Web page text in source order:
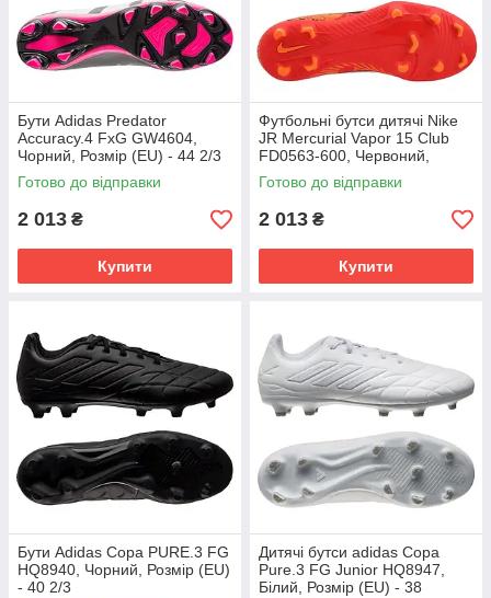
Бути Adidas Predator
Accuracy.4 FxG GW4604,
Чорний, Розмір (EU) - 44 2/3
Готово до відправки
2 013 ₴
Купити
Футбольні бутси дитячі Nike
JR Mercurial Vapor 15 Club
FD0563-600, Червоний,
Розмір (EU) - 38
Готово до відправки
2 013 ₴
Купити
Бути Adidas Copa PURE.3 FG
HQ8940, Чорний, Розмір (EU)
- 40 2/3
Дитячі бутси adidas Copa
Pure.3 FG Junior HQ8947,
Білий, Розмір (EU) - 38